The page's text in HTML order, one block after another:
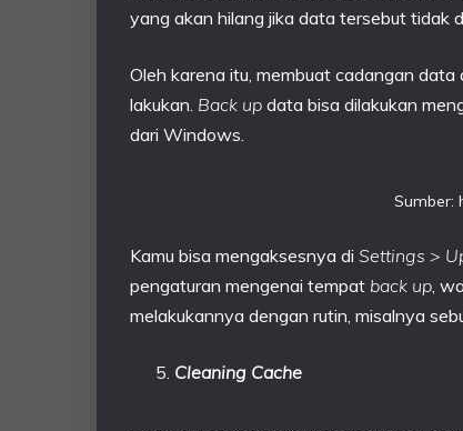
yang akan hilang jika data tersebut tidak
Oleh karena itu, membuat cadangan
lakukan. Back up data bisa dilakukan
dari Windows.
Sumber:
Kamu bisa mengaksesnya di Settings >
pengaturan mengenai tempat back up,
melakukannya dengan rutin, misalnya
Cleaning Cache